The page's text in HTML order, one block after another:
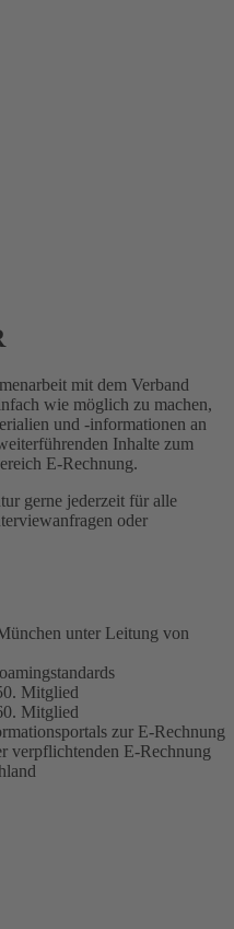
mit dem Verband
wie möglich zu machen,
und -informationen an
Inhalte zum
E-Rechnung.
gerne jederzeit für alle
oder
unter Leitung von
Mitglied
Mitglied
zur E-Rechnung
verpflichtenden E-Rechnung